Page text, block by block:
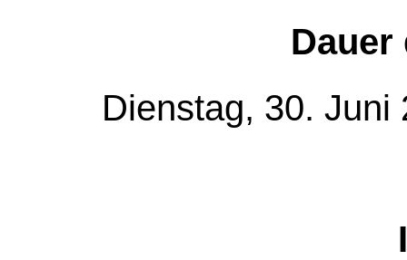
Dauer
Dienstag, 30. Juni